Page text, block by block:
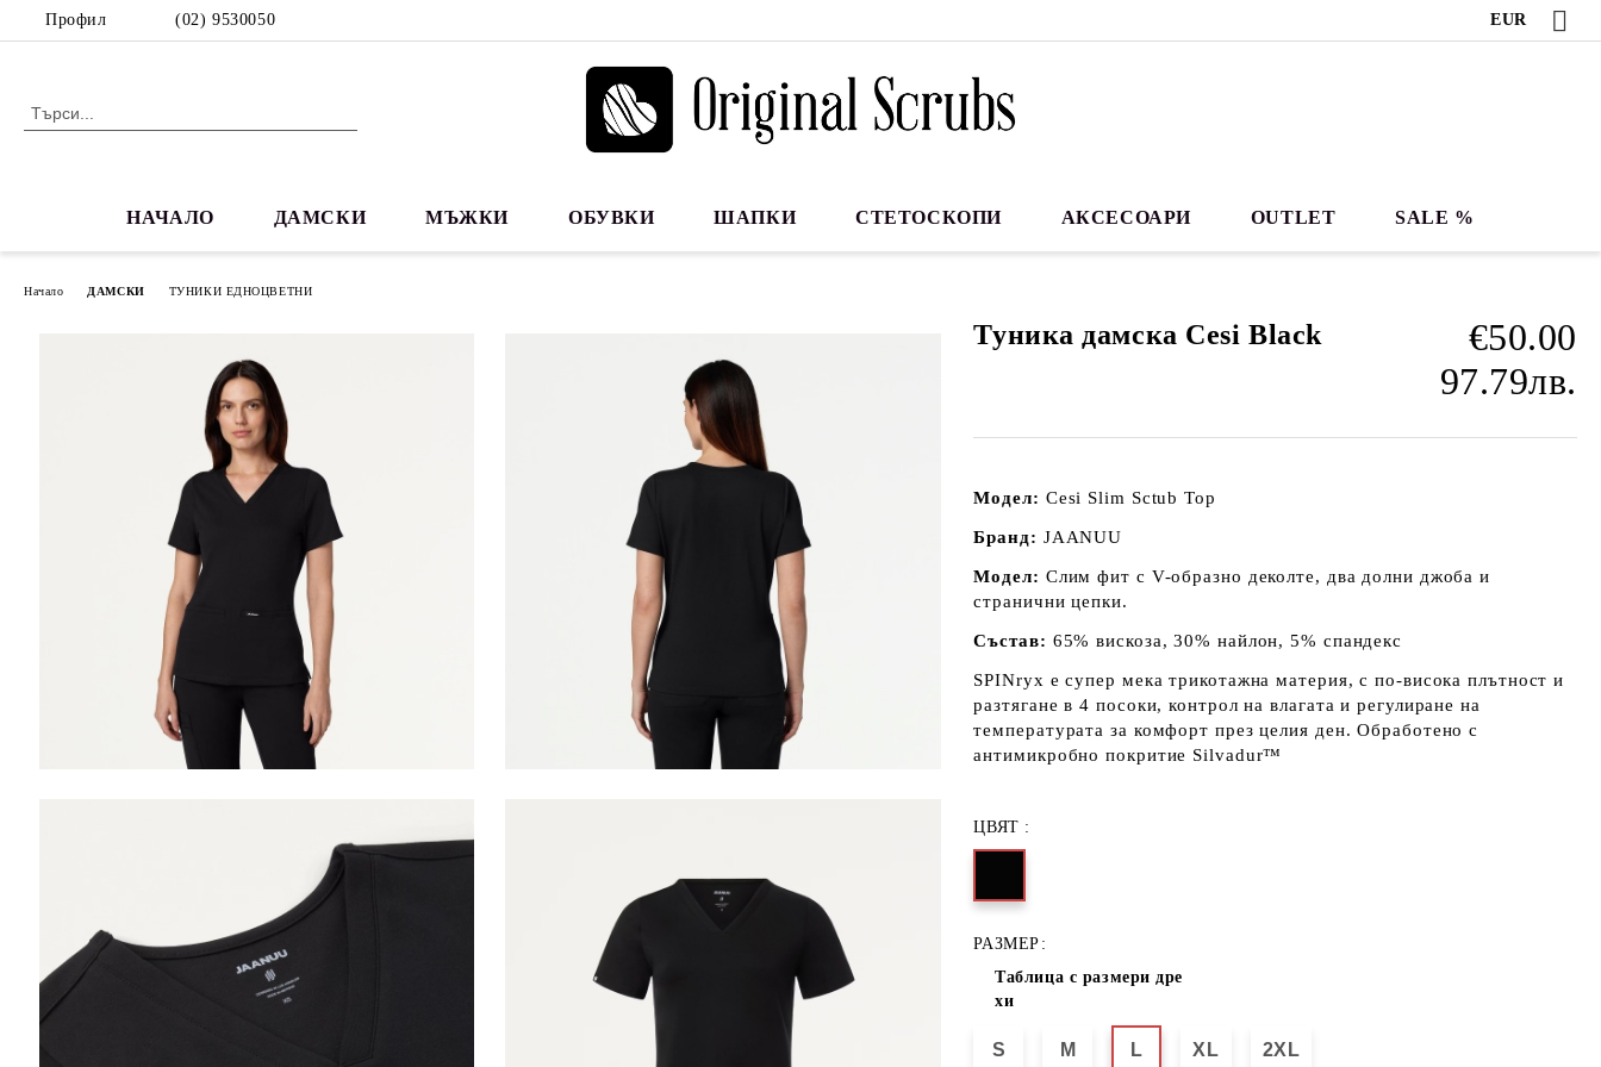
Профил (02) 9530050 EUR
НАЧАЛО ДАМСКИ МЪЖКИ ОБУВКИ ШАПКИ СТЕТОСКОПИ АКСЕСОАРИ OUTLET SALE %
Начало ДАМСКИ ТУНИКИ ЕДНОЦВЕТНИ
Туника дамска Cesi Black
€50.00
97.79лв.
Модел: Cesi Slim Sctub Top
Бранд: JAANUU
Модел: Слим фит с V-образно деколте, два долни джоба и
странични цепки.
Състав: 65% вискоза, 30% найлон, 5% спандекс
SPINryx е супер мека трикотажна материя, с по-висока плътност и
разтягане в 4 посоки, контрол на влагата и регулиране на
температурата за комфорт през целия ден. Обработено с
антимикробно покритие Silvadur™
ЦВЯТ :
РАЗМЕР:
Таблица с размери дре
хи
S M L XL 2XL